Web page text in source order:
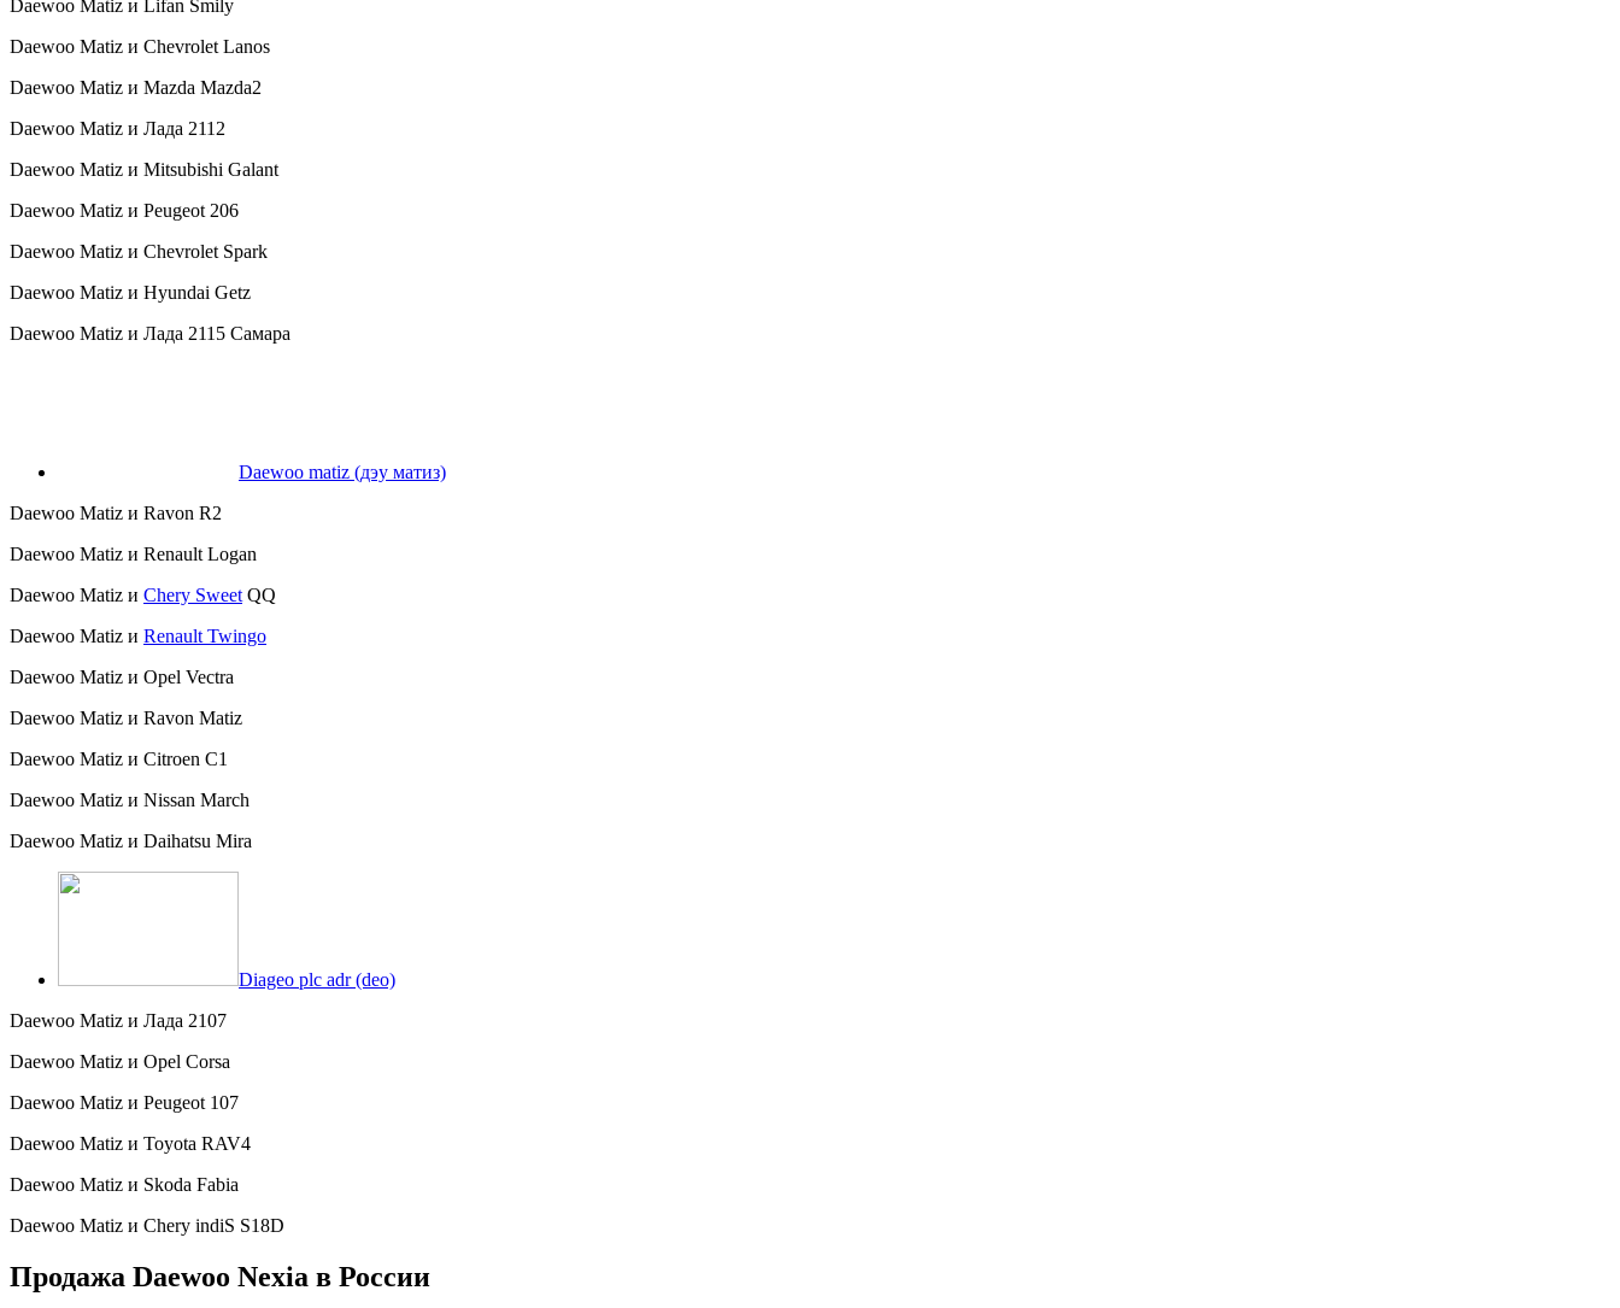
Daewoo Matiz и Lifan Smily
Daewoo Matiz и Chevrolet Lanos
Daewoo Matiz и Mazda Mazda2
Daewoo Matiz и Лада 2112
Daewoo Matiz и Mitsubishi Galant
Daewoo Matiz и Peugeot 206
Daewoo Matiz и Chevrolet Spark
Daewoo Matiz и Hyundai Getz
Daewoo Matiz и Лада 2115 Самара
Daewoo matiz (дэу матиз)
Daewoo Matiz и Ravon R2
Daewoo Matiz и Renault Logan
Daewoo Matiz и Chery Sweet QQ
Daewoo Matiz и Renault Twingo
Daewoo Matiz и Opel Vectra
Daewoo Matiz и Ravon Matiz
Daewoo Matiz и Citroen C1
Daewoo Matiz и Nissan March
Daewoo Matiz и Daihatsu Mira
Diageo plc adr (deo)
Daewoo Matiz и Лада 2107
Daewoo Matiz и Opel Corsa
Daewoo Matiz и Peugeot 107
Daewoo Matiz и Toyota RAV4
Daewoo Matiz и Skoda Fabia
Daewoo Matiz и Chery indiS S18D
Продажа Daewoo Nexia в России